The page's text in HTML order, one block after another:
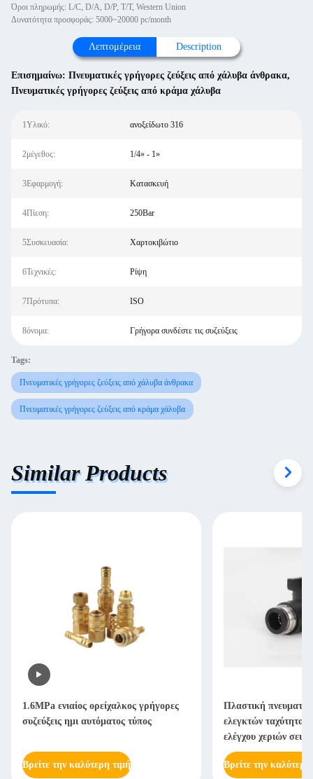
Όροι πληρωμής: L/C, D/A, D/P, T/T, Western Union
Δυνατότητα προσφοράς: 5000~20000 pc/month
Λεπτομέρεια Description
Επισημαίνω: Πνευματικές γρήγορες ζεύξεις από χάλυβα άνθρακα,
Πνευματικές γρήγορες ζεύξεις από κράμα χάλυβα
1Υλικό: ανοξείδωτο 316
2μέγεθος: 1/4» - 1»
3Εφαρμογή: Κατασκευή
4Πίεση: 250Bar
5Συσκευασία: Χαρτοκιβώτιο
6Τεχνικές: Ρίψη
7Πρότυπα: ISO
8όνομα: Γρήγορα συνδέστε τις συζεύξεις
Tags:
Πνευματικές γρήγορες ζεύξεις από χάλυβα άνθρακα
Πνευματικές γρήγορες ζεύξεις από κράμα χάλυβα
Similar Products
1.6MPa ενιαίος ορείχαλκος γρήγορες
συζεύξεις ημι αυτόματος τύπος
Βρείτε την καλύτερη τιμή
Πλαστική
ελεγκτών ταχύτητας
ελέγχου χεριών
Βρείτε την καλύτερη